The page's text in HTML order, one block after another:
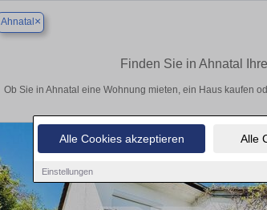
Alle Cookies akzeptieren Alle
Einstellungen
Ahnatal ×
Finden Sie in Ahnatal
Ob Sie in Ahnatal eine Wohnung mieten, ein Haus kaufen